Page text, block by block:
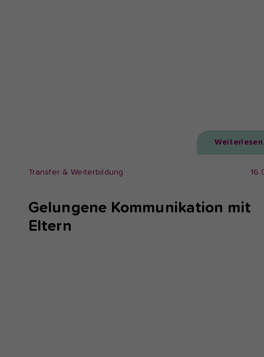
Weiterlesen
Transfer & Weiterbildung
Gelungene Kommunikation mit
Eltern